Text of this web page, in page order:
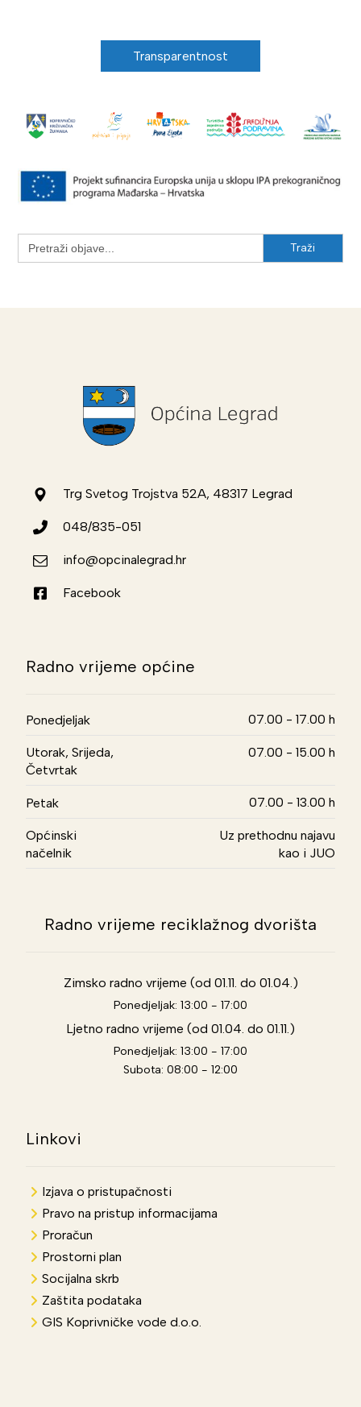
Transparentnost
Search
for:
Trg Svetog Trojstva 52A, 48317 Legrad
048/835-051
info@opcinalegrad.hr
Facebook
Radno vrijeme općine
Ponedjeljak 07.00 - 17.00 h
Utorak, Srijeda,
Četvrtak
07.00 - 15.00 h
Petak 07.00 - 13.00 h
Općinski
načelnik
Uz prethodnu najavu
kao i JUO
Radno vrijeme reciklažnog dvorišta
Zimsko radno vrijeme (od 01.11. do 01.04.)
Ponedjeljak: 13:00 - 17:00
Ljetno radno vrijeme (od 01.04. do 01.11.)
Ponedjeljak: 13:00 - 17:00
Subota: 08:00 - 12:00
Linkovi
Izjava o pristupačnosti
Pravo na pristup informacijama
Proračun
Prostorni plan
Socijalna skrb
Zaštita podataka
GIS Koprivničke vode d.o.o.